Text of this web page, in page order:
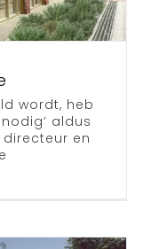
wordt, heb
aldus
en